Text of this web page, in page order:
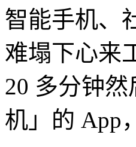
智能手机、
难塌下心来
20 多分钟
机」的 App